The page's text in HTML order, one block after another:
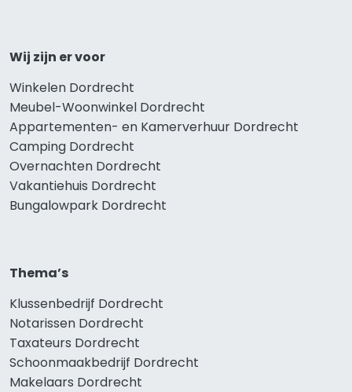
Wij zijn er voor
Winkelen Dordrecht
Meubel-Woonwinkel Dordrecht
Appartementen- en Kamerverhuur Dordrecht
Camping Dordrecht
Overnachten Dordrecht
Vakantiehuis Dordrecht
Bungalowpark Dordrecht
Thema’s
Klussenbedrijf Dordrecht
Notarissen Dordrecht
Taxateurs Dordrecht
Schoonmaakbedrijf Dordrecht
Makelaars Dordrecht